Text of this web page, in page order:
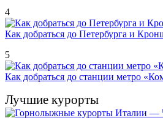
4
Как добраться до Петербурга и
5
Как добраться до станции метро
Лучшие курорты